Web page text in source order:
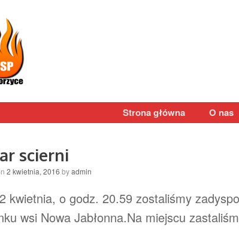
Strona główna O nas
scierni
2 kwietnia, 2016 byadmin
kwietnia, o godz. 20.59 zostaliśmy
wsi Nowa Jabłonna.Na miejscu